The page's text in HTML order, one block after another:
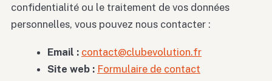
confidentialité ou le traitement de vos données
personnelles, vous pouvez nous contacter :
Email : contact@clubevolution.fr
Site web : Formulaire de contact